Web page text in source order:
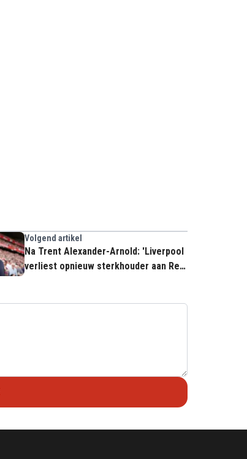
Volgend artikel
Na Trent Alexander-Arnold: 'Liverpool
verliest opnieuw sterkhouder aan Real